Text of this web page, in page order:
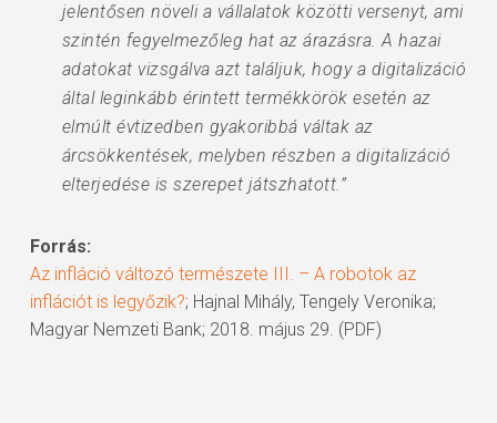
jelentősen növeli a vállalatok közötti versenyt, ami
szintén fegyelmezőleg hat az árazásra. A hazai
adatokat vizsgálva azt találjuk, hogy a digitalizáció
által leginkább érintett termékkörök esetén az
elmúlt évtizedben gyakoribbá váltak az
árcsökkentések, melyben részben a digitalizáció
elterjedése is szerepet játszhatott.”
Forrás:
Az infláció változó természete III. – A robotok az
inflációt is legyőzik?; Hajnal Mihály, Tengely Veronika;
Magyar Nemzeti Bank; 2018. május 29. (PDF)